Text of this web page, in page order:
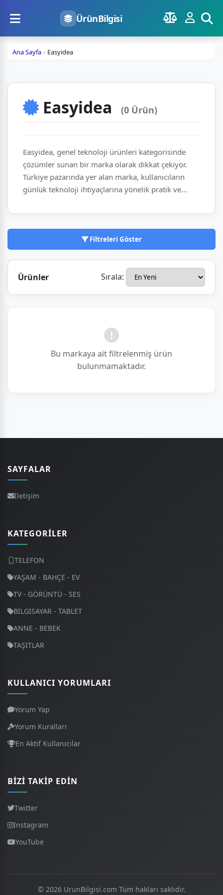
ÜrünBilgisi
Ana Sayfa Easyidea
Easyidea (0 Ürün)
Easyidea, genel teknoloji ürünleri kategorisinde
çözümler sunan bir marka olarak dikkat çekiyor.
Türkiye pazarında yer alan marka, kullanıcıların
günlük teknoloji ihtiyaçlarına yönelik pratik ve
yelpazesi, modern yaşamın farklı alanlarına
dokunmayı hedefliyor.
Filtreleri Göster
Ürünler Sırala:
Bu markaya ait filtrelenmiş ürün
bulunmamaktadır.
SAYFALAR
İletişim
KATEGORILER
TELEFON
YAŞAM - BAHÇE - EV
TV - GÖRÜNTÜ - SES
BİLGİSAYAR - TABLET
ANNE - BEBEK
TAŞITLAR
KULLANICI YORUMLARI
Yorum Yap
Yorum Kuralları
En Aktif Kullanıcılar
BIZI TAKIP EDIN
Twitter
Instagram
YouTube
© 2026 UrunBilgisi.com Tüm hakları saklıdır.